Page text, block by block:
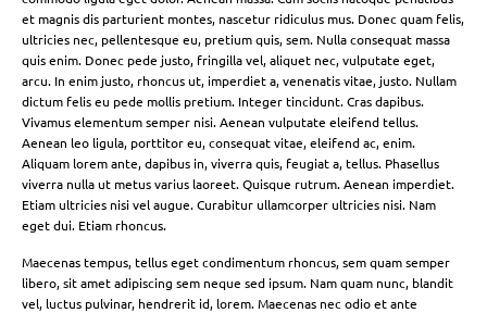
et magnis dis parturient montes, nascetur ridiculus mus. Donec quam felis,
ultricies nec, pellentesque eu, pretium quis, sem. Nulla consequat massa
quis enim. Donec pede justo, fringilla vel, aliquet nec, vulputate eget,
arcu. In enim justo, rhoncus ut, imperdiet a, venenatis vitae, justo. Nullam
dictum felis eu pede mollis pretium. Integer tincidunt. Cras dapibus.
Vivamus elementum semper nisi. Aenean vulputate eleifend tellus.
Aenean leo ligula, porttitor eu, consequat vitae, eleifend ac, enim.
Aliquam lorem ante, dapibus in, viverra quis, feugiat a, tellus. Phasellus
viverra nulla ut metus varius laoreet. Quisque rutrum. Aenean imperdiet.
Etiam ultricies nisi vel augue. Curabitur ullamcorper ultricies nisi. Nam
eget dui. Etiam rhoncus.
Maecenas tempus, tellus eget condimentum rhoncus, sem quam semper
libero, sit amet adipiscing sem neque sed ipsum. Nam quam nunc, blandit
vel, luctus pulvinar, hendrerit id, lorem. Maecenas nec odio et ante